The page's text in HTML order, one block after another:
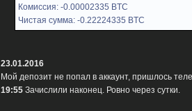
Комиссия: -0.00002335 BTC
Чистая сумма: -0.22224335 BTC
23.01.2016
Мой депозит не попал в аккаунт, пришлось
19:55 Зачислили наконец. Ровно через сутки.